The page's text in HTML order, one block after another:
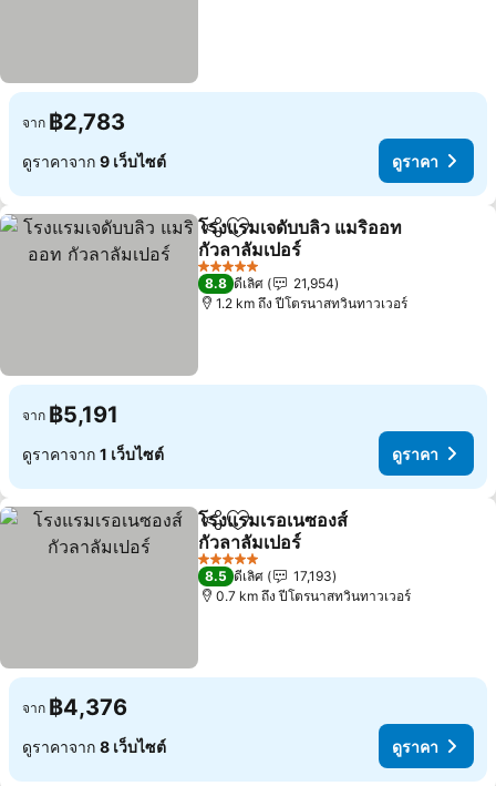
จาก ฿2,783
ดูราคาจาก 9 เว็บไซต์ ดูราคา
แชร์ เพิ่มในรายการโปรด
โรงแรมเจดับบลิว แมริออท
กัวลาลัมเปอร์
ดูราคา
5 ดาว
8.8 ดีเลิศ
21,954
1.2 km ถึง ปีโตรนาสทวินทาวเวอร์
จาก ฿5,191
ดูราคาจาก 1 เว็บไซต์ ดูราคา
แชร์ เพิ่มในรายการโปรด
โรงแรมเรอเนซองส์
กัวลาลัมเปอร์
ดูราคา
5 ดาว
8.5 ดีเลิศ
17,193
0.7 km ถึง ปีโตรนาสทวินทาวเวอร์
จาก ฿4,376
ดูราคาจาก 8 เว็บไซต์ ดูราคา